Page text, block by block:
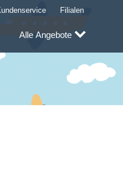
Filialen
Alle Angebote